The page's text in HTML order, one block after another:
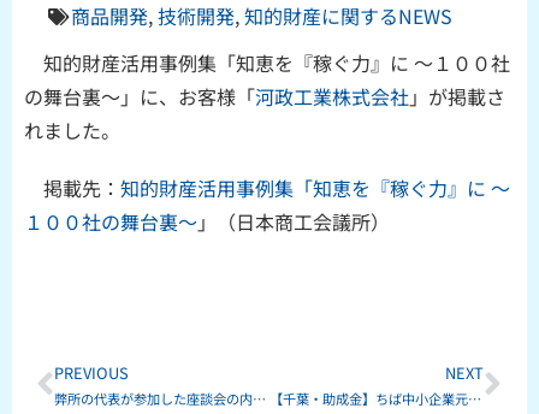
商品開発,技術開発,知的財産に関するNEWS
知的財産活用事例集「知恵を『稼ぐ力』 に ～１００社
の舞台裏～」に、お客様「河政工業株式会社」が掲載さ
れました。
掲載先： 知的財産活用事例集「知恵を『稼ぐ力』に ～
１００社の舞台裏～」（日本商工会議所）
PREVIOUS
弊所の代表が参加した座談会の内容が、雑誌「発明」に掲載されました。
NEXT
【千葉・助成金】ちば中小企業元気づくり基金事業（令和６年度）